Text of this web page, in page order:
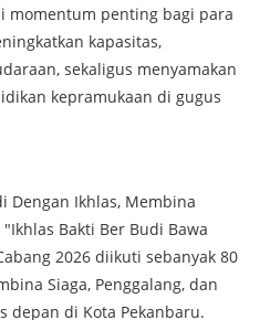
momentum penting bagi para
kapasitas,
sekaligus menyamakan
kepramukaan di gugus
Dengan Ikhlas, Membina
Bakti Ber Budi Bawa
2026 diikuti sebanyak 80
Siaga, Penggalang, dan
depan di Kota Pekanbaru.